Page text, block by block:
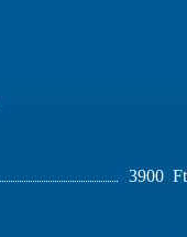
Ft
3900